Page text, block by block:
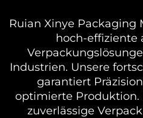
Ruian Xinye Packaging
hoch-effiziente
Industrien. Unsere
garantiert
optimierte Produktion.
zuverlässige